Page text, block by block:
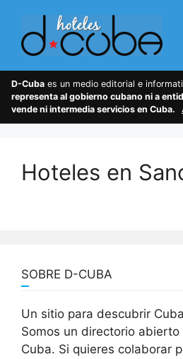
content
D-Cuba es un medio editorial e
representa al gobierno cubano ni a
vende ni intermedia servicios en Cuba.
Hoteles en
SOBRE D-CUBA
Un sitio para descubrir
Somos un directorio
Cuba. Si quieres colaborar